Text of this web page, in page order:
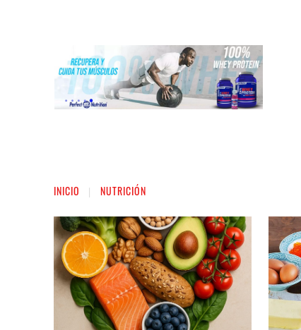
INICIO NUTRICIÓN